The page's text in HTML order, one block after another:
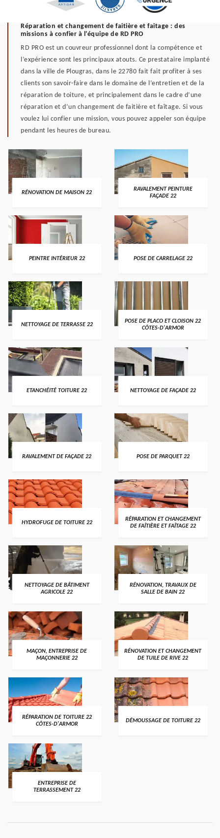
Réparation et changement de faitière et faitage : des
missions à confier à l’équipe de RD PRO
RD PRO est un couvreur professionnel dont la compétence et
l’expérience sont les principaux atouts. Ce prestataire implanté
dans la ville de Plougras, dans le 22780 fait fait profiter à ses
clients son savoir-faire dans le domaine de l’entretien et de la
réparation de toiture, et principalement dans le cadre d’une
réparation et d’un changement de faitière et faîtage. Si vous
voulez lui confier une mission, vous pouvez appeler son équipe
pendant les heures de bureau.
RÉNOVATION DE MAISON 22
RAVALEMENT PEINTURE
FAÇADE 22
PEINTRE INTÉRIEUR 22 POSE DE CARRELAGE 22
NETTOYAGE DE TERRASSE 22
POSE DE PLACO ET CLOISON 22
CÔTES-D'ARMOR
ETANCHÉITÉ TOITURE 22 NETTOYAGE DE FAÇADE 22
RAVALEMENT DE FAÇADE 22 POSE DE PARQUET 22
HYDROFUGE DE TOITURE 22
RÉPARATION ET CHANGEMENT
DE FAÎTIÈRE ET FAÎTAGE 22
NETTOYAGE DE BÂTIMENT
AGRICOLE 22
RÉNOVATION, TRAVAUX DE
SALLE DE BAIN 22
MAÇON, ENTREPRISE DE
MAÇONNERIE 22
RÉNOVATION ET CHANGEMENT
DE TUILE DE RIVE 22
RÉPARATION DE TOITURE 22
CÔTES-D'ARMOR
DÉMOUSSAGE DE TOITURE 22
ENTREPRISE DE
TERRASSEMENT 22